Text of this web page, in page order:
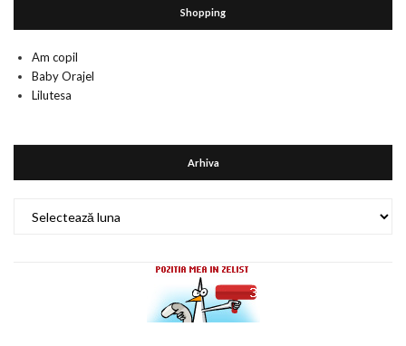
Shopping
Am copil
Baby Orajel
Lilutesa
Arhiva